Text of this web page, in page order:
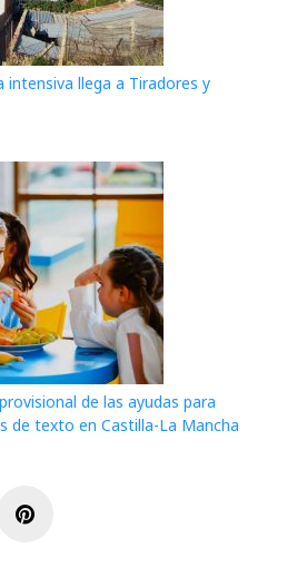
intensiva llega a Tiradores y
de las ayudas para
de texto en Castilla-La Mancha
Pinterest